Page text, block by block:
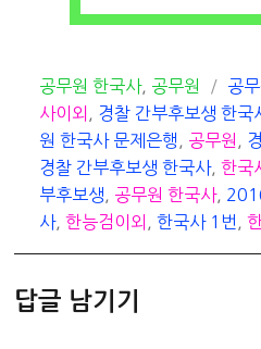
카
테
고
리
공무원 한국사, 공무원
태
그
공
사이외
경찰 간부후보생 한국
원 한국사 문제은행
공무원
경찰 간부후보생 한국사,한국
부후보생
공무원 한국사,
사,한능검이외 ,한국사 1번 ,
답글 남기기